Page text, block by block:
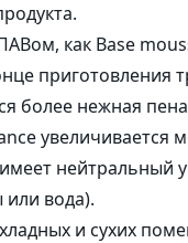
как Base
приготовления
более нежная
увеличивается
нейтральный
или вода).
и сухих